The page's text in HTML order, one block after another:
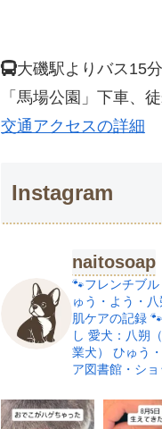
大磯駅よりバス15分
「馬場公園」下車、
交通アクセスの詳細
Instagram
naitosoap
🐾フレンチブ
ゅう・よう・
肌ケアの記録
し 愛犬：八朔
業犬）
ひゅう
ア図書館・シ